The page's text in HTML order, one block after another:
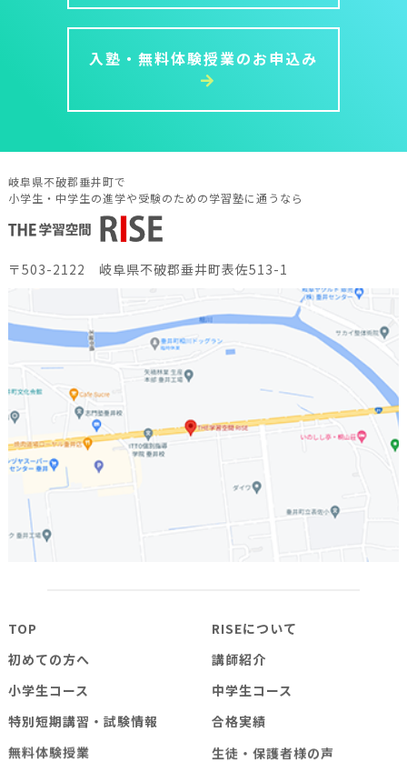
ご提供頂いた個人情報はお客様の同意なく第三者へ開示
められた場合は、お客様の承諾なく個人情報を提供する
依頼された場合は、業務の遂行に著しい支障をきたす場
合、又は個人の生命・身体・財産その他の権利利益を害
する場合を除き、速やかに対応させて頂きます。
入塾・無料体験授業のお申込み
岐阜県不破郡垂井町で
小学生・中学生の進学や受験のための学習塾に通うなら
〒503-2122 岐阜県不破郡垂井町表佐513-1
TOP
RISEについて
初めての方へ
講師紹介
小学生コース
中学生コース
特別短期講習・試験情報
合格実績
無料体験授業
生徒・保護者様の声